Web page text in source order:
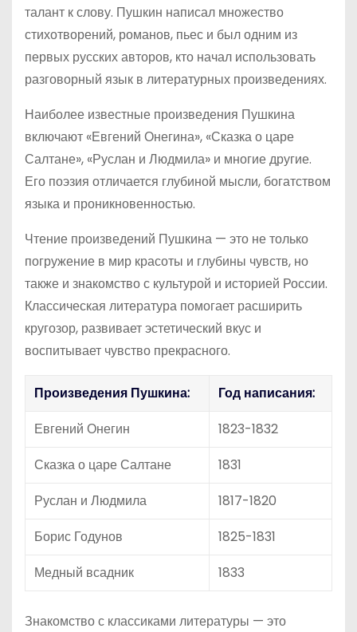
талант к слову. Пушкин написал множество
стихотворений, романов, пьес и был одним из
первых русских авторов, кто начал использовать
разговорный язык в литературных произведениях.
Наиболее известные произведения Пушкина
включают «Евгений Онегина», «Сказка о царе
Салтане», «Руслан и Людмила» и многие другие.
Его поэзия отличается глубиной мысли, богатством
языка и проникновенностью.
Чтение произведений Пушкина — это не только
погружение в мир красоты и глубины чувств, но
также и знакомство с культурой и историей России.
Классическая литература помогает расширить
кругозор, развивает эстетический вкус и
воспитывает чувство прекрасного.
Произведения Пушкина:
Год написания:
Евгений Онегин
1823-1832
Сказка о царе Салтане
1831
Руслан и Людмила
1817-1820
Борис Годунов
1825-1831
Медный всадник
1833
Знакомство с классиками литературы — это